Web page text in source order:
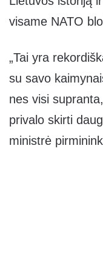
visame NATO
„Tai yra
su savo
nes visi
privalo skirti
ministrė